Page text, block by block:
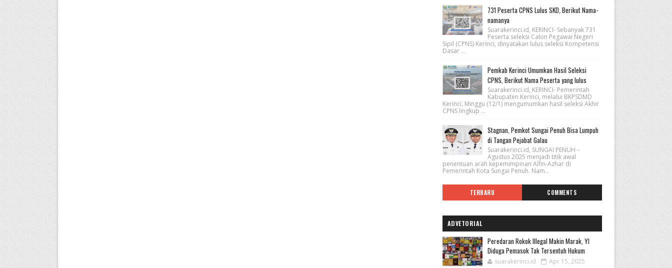
731 Peserta CPNS Lulus SKD, Berikut Nama-
namanya
Suarakerinci.id, KERINCI- Sebanyak 731
Peserta seleksi Calon Pegawai Negeri
Sipil (CPNS) Kerinci, dinyatakan lulus seleksi Kompetensi
Dasar ...
Pemkab Kerinci Umumkan Hasil Seleksi
CPNS, Berikut Nama Peserta yang lulus
Suarakerinci.id, KERINCI- Pemerintah
Kabupaten Kerinci, melalui BKPSDMD
Kerinci, Minggu (12/1) mengumumkan hasil seleksi Akhir
CPNS lingkup ...
Stagnan, Pemkot Sungai Penuh Bisa Lumpuh
di Tangan Pejabat Galau
Suarakerinci.id, SUNGAI PENUH –
Agustus 2025 menjadi titik awal
penentuan arah kepemimpinan Alfin-Azhar di
Pemerintah Kota Sungai Penuh. Nam...
TERBARU COMMENTS
ADVETORIAL
Peredaran Rokok Illegal Makin Marak, YI
Diduga Pemasok Tak Tersentuh Hukum
suarakerinci.id Apr 15, 2025